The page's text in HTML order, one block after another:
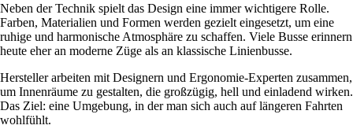
Neben der Technik spielt das Design eine immer wichtigere Rolle.
Farben, Materialien und Formen werden gezielt eingesetzt, um eine
ruhige und harmonische Atmosphäre zu schaffen. Viele Busse erinnern
heute eher an moderne Züge als an klassische Linienbusse.
Hersteller arbeiten mit Designern und Ergonomie-Experten zusammen,
um Innenräume zu gestalten, die großzügig, hell und einladend wirken.
Das Ziel: eine Umgebung, in der man sich auch auf längeren Fahrten
wohlfühlt.